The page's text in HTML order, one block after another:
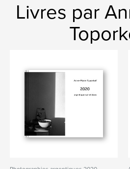
Livres par